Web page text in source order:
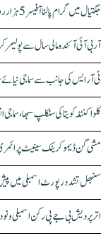
جگتیال میں گرام پالنا آفیسر 5 ہزار روپے رشوت لیتے ہوئے گرفتار
آر بی آئی آئندہ مالی سال سے
ٹی آر ایس کی جانب سے سماجی نیائے
کلواکنٹلہ کویتا کی سنکلپ سبھا،
مشی گن ڈیموکریٹک سینیٹ پرائمری
سنبھل تشدد رپورٹ اسمبلی میں
اتر پردیش بی جے پی رکن اسمبلی